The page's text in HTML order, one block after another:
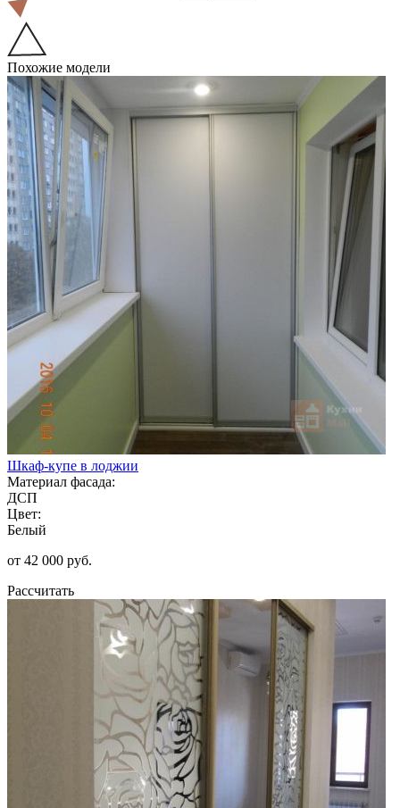
Похожие модели
Шкаф-купе в лоджии
Материал фасада:
ДСП
Цвет:
Белый
от 42 000 руб.
Рассчитать